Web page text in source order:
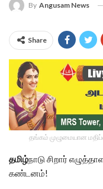
By Angusam News
Share
தங்கம் முழுமையான
தமிழ்நாடு சிறார்
கண்டனம்!